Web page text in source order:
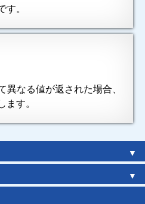
す。
異なる値が返された場合、
ます。